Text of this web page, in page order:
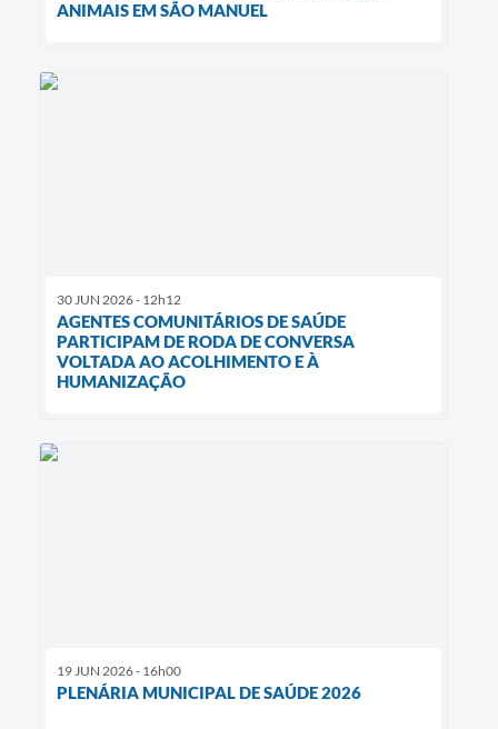
ANIMAIS EM SÃO MANUEL
30 JUN 2026 - 12h12
AGENTES COMUNITÁRIOS DE SAÚDE
PARTICIPAM DE RODA DE CONVERSA
VOLTADA AO ACOLHIMENTO E À
HUMANIZAÇÃO
19 JUN 2026 - 16h00
PLENÁRIA MUNICIPAL DE SAÚDE 2026